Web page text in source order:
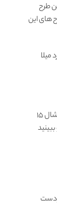
طرح
های این
▪️همونجور که میدونید تو شرایط نوری مختلف رنگ شال ۱۵
دست